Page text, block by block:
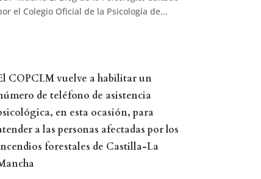
el Colegio Oficial de la Psicología de...
COPCLM vuelve a habilitar un
de teléfono de asistencia
en esta ocasión, para
a las personas afectadas por los
forestales de Castilla-La